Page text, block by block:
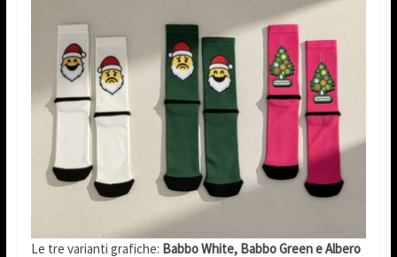
Le tre varianti grafiche: Babbo White, Babbo Green e Albero